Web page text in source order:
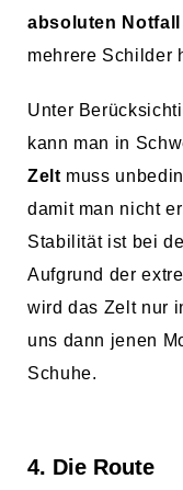
absoluten Notfall
mehrere Schilder
Unter
kann man in
Zelt muss
damit man nicht
Stabilität ist bei
Aufgrund der
wird das Zelt nur
uns dann jenen
Schuhe.
4. Die Route